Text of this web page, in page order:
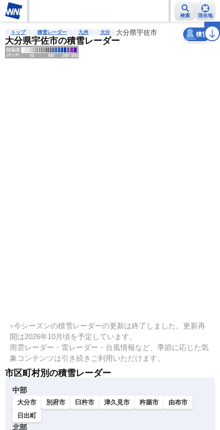
検索 現在地
雨雲レーダー 台風情報 地震情報 警報・注意報 2週間天気 ラ
トップ 積雪レーダー 九州 大分 大分県宇佐市
大分県宇佐市の積雪レーダー
積雪
天気 台風
※今シーズンの積雪レーダーの更新は終了しました。更新再
開は2026年10月頃を予定しています。
雨雲レーダー・雷レーダー・台風情報など、季節に応じた気
象コンテンツは引き続きご利用いただけます。
市区町村別の積雪レーダー
中部
大分市 別府市 臼杵市 津久見市 杵築市
由布市
日出町
北部